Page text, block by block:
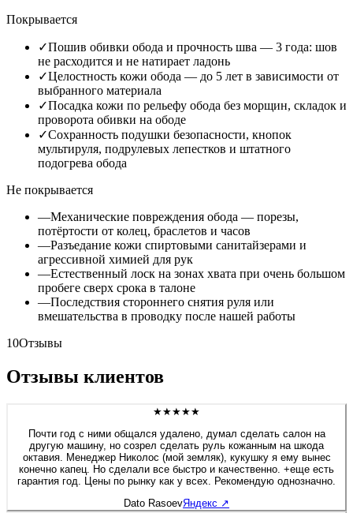
Покрывается
✓Пошив обивки обода и прочность шва — 3 года: шов
не расходится и не натирает ладонь
✓Целостность кожи обода — до 5 лет в зависимости от
выбранного материала
✓Посадка кожи по рельефу обода без морщин, складок и
проворота обивки на ободе
✓Сохранность подушки безопасности, кнопок
мультируля, подрулевых лепестков и штатного
подогрева обода
Не покрывается
—Механические повреждения обода — порезы,
потёртости от колец, браслетов и часов
—Разъедание кожи спиртовыми санитайзерами и
агрессивной химией для рук
—Естественный лоск на зонах хвата при очень большом
пробеге сверх срока в талоне
—Последствия стороннего снятия руля или
вмешательства в проводку после нашей работы
10Отзывы
Отзывы клиентов
★★★★★
Почти год с ними общался удалено, думал сделать салон на
другую машину, но созрел сделать руль кожанным на шкода
октавия. Менеджер Николос (мой земляк), кукушку я ему вынес
конечно капец. Но сделали все быстро и качественно. +еще есть
гарантия год. Цены по рынку как у всех. Рекомендую однозначно.
Dato RasoevЯндекс ↗